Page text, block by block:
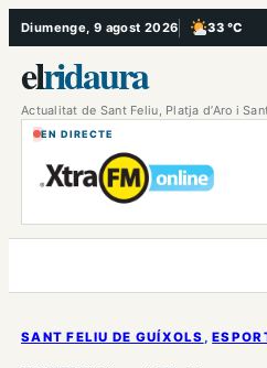
Vés
al
contingut
Diumenge, 9 agost 2026 33 °C
, Poc
elridaura
Actualitat de Sant Feliu, Platja d’Aro i
EN DIRECTE
SANT FELIU DE GUÍXOLS ,